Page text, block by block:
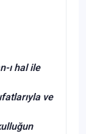
ı hal ile
ve